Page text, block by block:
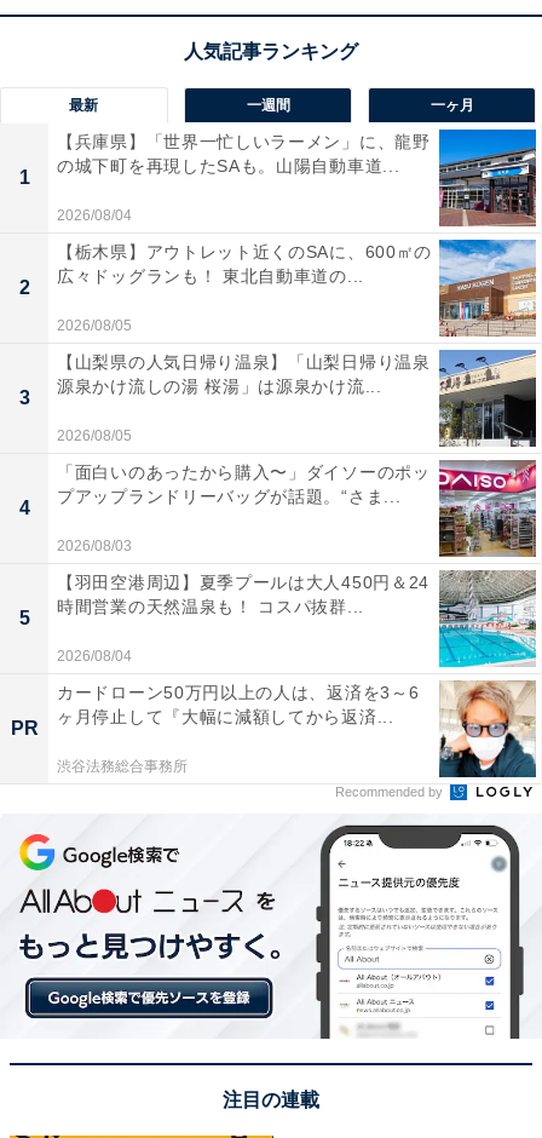
用した、大画面9インチのディスプレイオーディオで
す。Apple CarPlayやAndroid Autoに対応しており、スマ
ホのナビアプリや音楽を大画面でスマートに操作できま
す。BluetoothやUSB、AUXなどの多彩なメディアに対応
し、車内を快適なエンタメ空間に変えてくれますね！
ユーザーからは「画面が大きくて地図が見やすい」「ス
マホ連携がスムーズで快適」と好評です。一方で、「画
質がもう少し高精細なら良かった」という声も。愛車の
大画面化とスマホ連携の手軽さを両立したい人は、購入
を検討してみてもよいかもしれません。
Apple「AirPods Pro 3」はなぜ売れている
のか。別次元の進化を遂げたノイズキャンセ
リングを体感しよう
【今日チェックしたい】Pioneerの人気商品5選
Pioneer「DMH-SZ500」
最新 一週間 一ヶ月
1
【兵庫県】「世界一忙しいラーメン」に、龍野
の城下町を再現したSAも。山陽自動車道...
2026/08/04
2
【栃木県】アウトレット近くのSAに、600㎡の
広々ドッグランも！ 東北自動車道の...
2026/08/05
3
【山梨県の人気日帰り温泉】「山梨日帰り温泉
源泉かけ流しの湯 桜湯」は源泉かけ流...
2026/08/05
4
「面白いのあったから購入〜」ダイソーのポッ
プアップランドリーバッグが話題。“さま...
2026/08/03
5
【羽田空港周辺】夏季プールは大人450円＆24
時間営業の天然温泉も！ コスパ抜群...
2026/08/04
PR
カードローン50万円以上の人は、返済を3～6
ヶ月停止して『大幅に減額してから返済...
渋谷法務総合事務所
Recommended by
注目の連載